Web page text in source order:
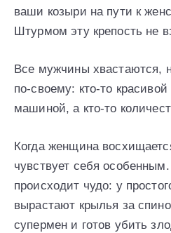
ваши козыри на пути к
Штурмом эту крепость не
Все мужчины хвастаются,
по-своему: кто-то
машиной, а кто-то
Когда женщина
чувствует себя
происходит чудо: у
вырастают крылья за
супермен и готов убить